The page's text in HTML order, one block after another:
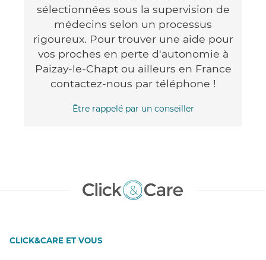
sélectionnées sous la supervision de
médecins selon un processus
rigoureux. Pour trouver une aide pour
vos proches en perte d'autonomie à
Paizay-le-Chapt ou ailleurs en France
contactez-nous par téléphone !
Être rappelé par un conseiller
CLICK&CARE ET VOUS